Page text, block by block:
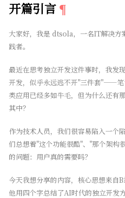
开篇引言
大家好，我是 dtsola，一名IT解决方
践者。
最近在思考独立开发这件事时，我发
开发，似乎永远逃不开"三件套"——
类应用已经多如牛毛，但为什么还有
其中？
作为技术人员，我们很容易陷入一个
们总想着"这个功能很酷"、"那个架构
的问题：用户真的需要吗？
今天我想分享的内容，核心思想来自
他用四个字总结了AI时代的独立开发方